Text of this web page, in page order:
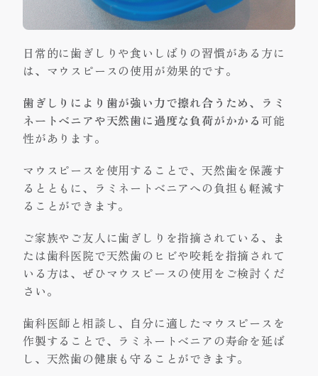
日常的に歯ぎしりや食いしばりの習慣がある方に
は、マウスピースの使用が効果的です。
歯ぎしりにより歯が強い力で擦れ合うため、ラミ
ネートベニアや天然歯に過度な負荷がかかる可能
性があります。
マウスピースを使用することで、天然歯を保護す
るとともに、ラミネートベニアへの負担も軽減す
ることができます。
ご家族やご友人に歯ぎしりを指摘されている、ま
たは歯科医院で天然歯のヒビや咬耗を指摘されて
いる方は、ぜひマウスピースの使用をご検討くだ
さい。
歯科医師と相談し、自分に適したマウスピースを
作製することで、ラミネートベニアの寿命を延ば
し、天然歯の健康も守ることができます。